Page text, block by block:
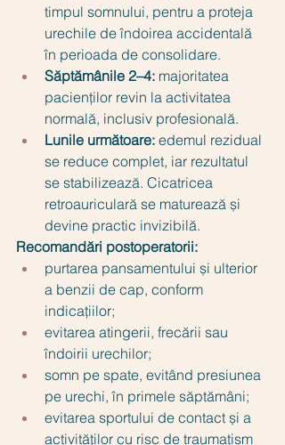
timpul somnului, pentru a proteja
urechile de îndoirea accidentală
în perioada de consolidare.
Săptămânile 2–4: majoritatea
pacienților revin la activitatea
normală, inclusiv profesională.
Lunile următoare: edemul rezidual
se reduce complet, iar rezultatul
se stabilizează. Cicatricea
retroauriculară se maturează și
devine practic invizibilă.
Recomandări postoperatorii:
purtarea pansamentului și ulterior
a benzii de cap, conform
indicațiilor;
evitarea atingerii, frecării sau
îndoirii urechilor;
somn pe spate, evitând presiunea
pe urechi, în primele săptămâni;
evitarea sportului de contact și a
activităților cu risc de traumatism